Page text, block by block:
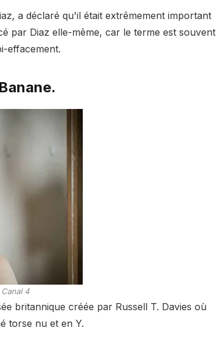
a déclaré qu'il était extrêmement important
par Diaz elle-même, car le terme est souvent
effacement.
Canal 4
britannique créée par Russell T. Davies où
torse nu et en Y.